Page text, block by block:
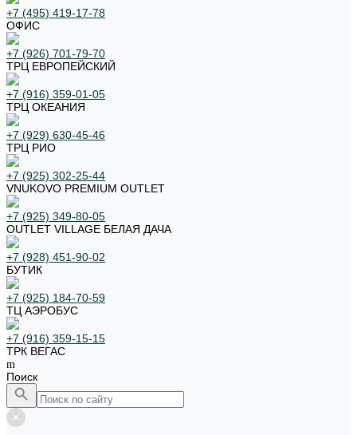
+7 (495) 419-17-78
ОФИС
+7 (926) 701-79-70
ТРЦ ЕВРОПЕЙСКИЙ
+7 (916) 359-01-05
ТРЦ ОКЕАНИЯ
+7 (929) 630-45-46
ТРЦ РИО
+7 (925) 302-25-44
VNUKOVO PREMIUM OUTLET
+7 (925) 349-80-05
OUTLET VILLAGE БЕЛАЯ ДАЧА
+7 (928) 451-90-02
БУТИК
+7 (925) 184-70-59
ТЦ АЭРОБУС
+7 (916) 359-15-15
ТРК ВЕГАС
Поиск